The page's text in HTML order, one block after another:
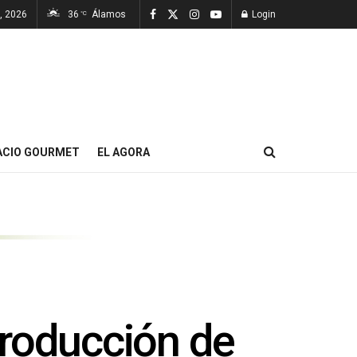
2026 36 °C Álamos Login
GOURMET EL AGORA
de